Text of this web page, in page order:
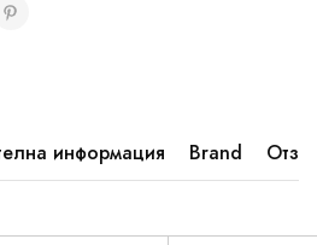
информация Brand